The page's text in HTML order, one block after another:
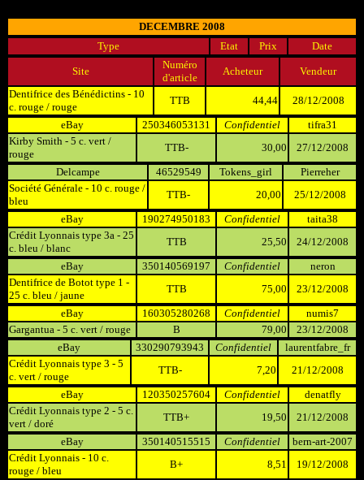
DECEMBRE 2008
Type
Etat Prix Date
Site
Numéro
d'article
Acheteur
Vendeur
Dentifrice des Bénédictins - 10
c. rouge / rouge
TTB 44,44
28/12/2008
eBay
250346053131 Confidentiel
tifra31
Kirby Smith - 5 c. vert /
rouge
TTB- 30,00
27/12/2008
Delcampe
46529549 Tokens_girl
Pierreher
Société Générale - 10 c. rouge /
bleu
TTB- 20,00
25/12/2008
eBay
190274950183 Confidentiel
taita38
Crédit Lyonnais type 3a - 25
c. bleu / blanc
TTB 25,50
24/12/2008
eBay
350140569197 Confidentiel
neron
Dentifrice de Botot type 1 -
25 c. bleu / jaune
TTB 75,00
23/12/2008
eBay
160305280268 Confidentiel
numis7
Gargantua - 5 c. vert / rouge
B 79,00
23/12/2008
eBay
330290793943 Confidentiel
laurentfabre_fr
Crédit Lyonnais type 3 - 5
c. vert / rouge
TTB- 7,20
21/12/2008
eBay
120350257604 Confidentiel
denatfly
Crédit Lyonnais type 2 - 5 c.
vert / doré
TTB+ 19,50
21/12/2008
eBay
350140515515 Confidentiel
bern-art-2007
Crédit Lyonnais - 10 c.
rouge / bleu
B+ 8,51
19/12/2008